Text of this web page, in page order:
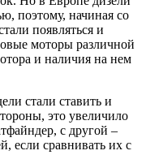
поэтому, начиная со
появляться и
моторы различной
и наличия на нем
стали ставить и
это увеличило
с другой –
если сравнивать их с